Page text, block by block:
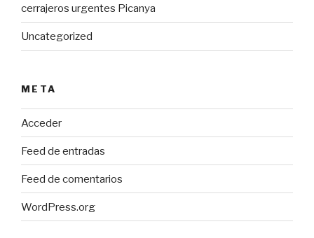
cerrajeros urgentes Picanya
Uncategorized
META
Acceder
Feed de entradas
Feed de comentarios
WordPress.org